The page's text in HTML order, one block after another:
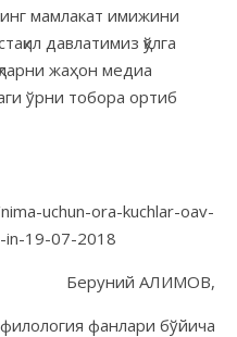
мамлакат имижини
давлатимиз қўлга
жаҳон медиа
ўрни тобора ортиб
uchun-ora-kuchlar-oav-
in-19-07-2018
Беруний АЛИМОВ,
филология фанлари бўйича